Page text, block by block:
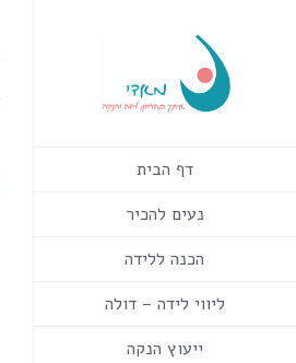
דף הבית
נעים להכיר
הכנה ללידה
ליווי לידה – דולה
ייעוץ הנקה